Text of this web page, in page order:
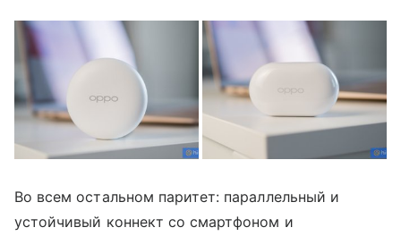
Во всем остальном паритет: параллельный и
устойчивый коннект со смартфоном и